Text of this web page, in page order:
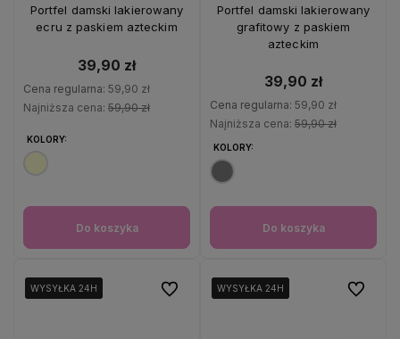
Portfel damski lakierowany
ecru z paskiem azteckim
39,90 zł
Cena regularna: 59,90 zł
Najniższa cena: 59,90 zł
KOLORY:
Do koszyka
Portfel damski lakierowany
grafitowy z paskiem
azteckim
39,90 zł
Cena regularna: 59,90 zł
Najniższa cena: 59,90 zł
KOLORY:
Do koszyka
WYSYŁKA 24H
WYSYŁKA 24H
WYSYŁKA 24H Do ulubionychWYSYŁKA 24H
WYSYŁKA 24H
WYSYŁKA 24H Do